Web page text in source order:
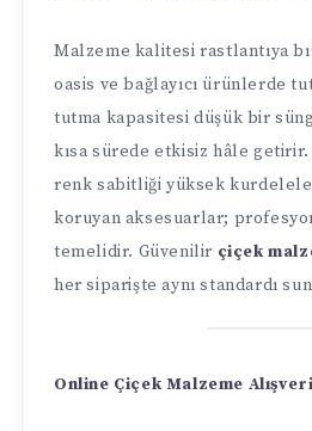
Malzeme kalitesi rastlantıya
oasis ve bağlayıcı ürünlerde
tutma kapasitesi düşük bir
kısa sürede etkisiz hâle getirir.
renk sabitliği yüksek
koruyan aksesuarlar;
temelidir. Güvenilir çiçek
her siparişte aynı standardı
Online Çiçek Malzeme